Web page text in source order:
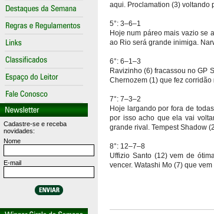
Cadastre-se e receba
novidades:
Nome
E-mail
aqui. Proclamation (3) voltando
5°: 3–6–1
Hoje num páreo mais vazio se
ao Rio será grande inimiga.
6°: 6–1–3
Ravizinho (6) fracassou no GP
Chernozem (1) que fez
7°: 7–3–2
Hoje largando por fora de
por isso acho que ela vai
grande rival. Tempest Shadow
8°: 12–7–8
Uffizio Santo (12) vem de
vencer. Watashi Mo (7) que